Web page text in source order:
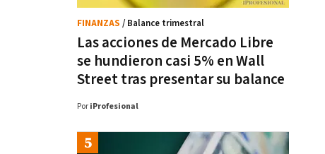
Las acciones de Mercado Libre
se hundieron casi 5% en Wall
Street tras presentar su balance
FINANZAS / Balance trimestral
Por iProfesional